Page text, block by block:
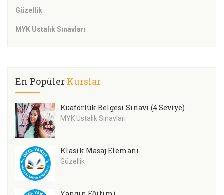
Güzellik
MYK Ustalık Sınavları
En Popüler Kurslar
Kuaförlük Belgesi Sınavı (4.Seviye)
MYK Ustalık Sınavları
Klasik Masaj Elemanı
Güzellik